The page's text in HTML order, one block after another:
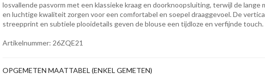
losvallende pasvorm met een klassieke kraag en doorknoopsluiting, terwijl de lange
en luchtige kwaliteit zorgen voor een comfortabel en soepel draaggevoel. De
streepprint en subtiele plooidetails geven de blouse een tijdloze en verfijnde touch.
Artikelnummer: 26ZQE21
OPGEMETEN MAATTABEL (ENKEL GEMETEN)